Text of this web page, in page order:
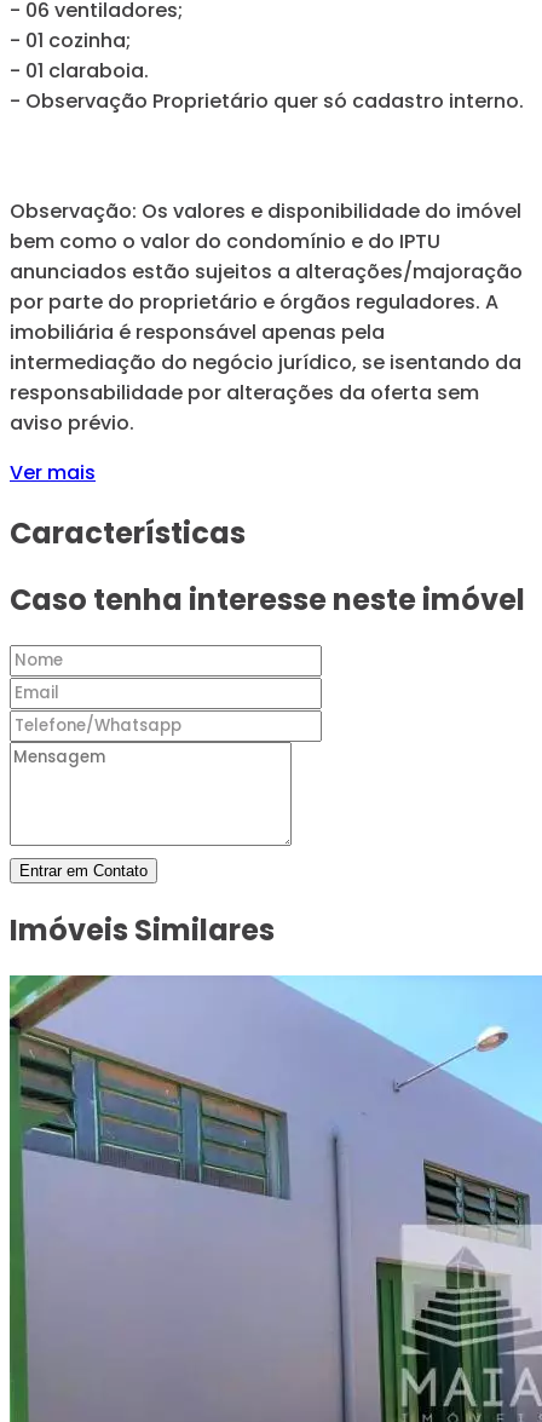
- 06 ventiladores;
- 01 cozinha;
- 01 claraboia.
- Observação Proprietário quer só cadastro interno.
Observação: Os valores e disponibilidade do imóvel
bem como o valor do condomínio e do IPTU
anunciados estão sujeitos a alterações/majoração
por parte do proprietário e órgãos reguladores. A
imobiliária é responsável apenas pela
intermediação do negócio jurídico, se isentando da
responsabilidade por alterações da oferta sem
aviso prévio.
Ver mais
Características
Caso tenha interesse neste imóvel
Entrar em Contato
Imóveis Similares